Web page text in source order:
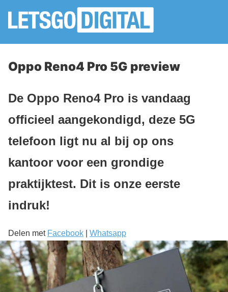
Oppo Reno4 Pro 5G preview
De Oppo Reno4 Pro is vandaag
officieel aangekondigd, deze 5G
telefoon ligt nu al bij op ons
kantoor voor een grondige
praktijktest. Dit is onze eerste
indruk!
Delen met Facebook Whatsapp